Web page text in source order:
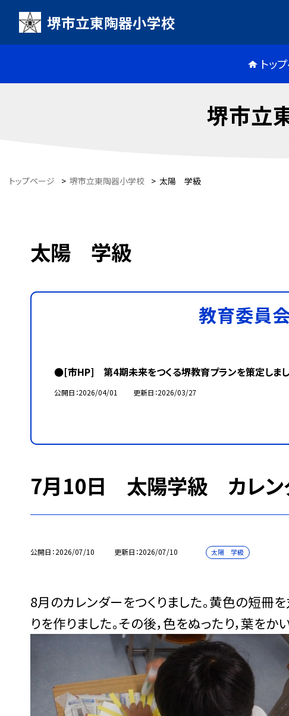
堺市立東陶器小学校
トッ
堺市立
トップページ > 堺市立東陶器小学校 > 太陽 学級
太陽 学級
教育委員
●[市HP] 第4期未来をつくる堺教育プランを策定しま
公開日 2026/04/01 更新日 2026/03/27
7月10日 太陽学級 カレン
公開日 2026/07/10 更新日 2026/07/10 太陽 学級
8月のカレンダーをつくりました。黄色の短冊
りを作りました。その後，色をぬったり，葉を